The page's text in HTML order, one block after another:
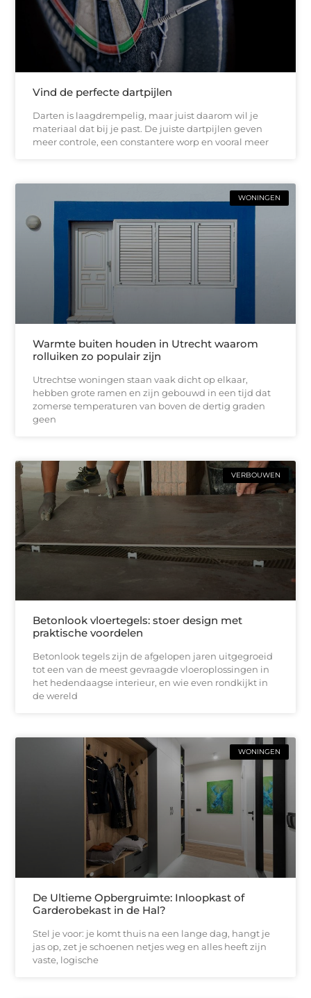
Vind de perfecte dartpijlen
Darten is laagdrempelig, maar juist daarom wil je
materiaal dat bij je past. De juiste dartpijlen geven
meer controle, een constantere worp en vooral meer
WONINGEN
Warmte buiten houden in Utrecht waarom
rolluiken zo populair zijn
Utrechtse woningen staan vaak dicht op elkaar,
hebben grote ramen en zijn gebouwd in een tijd dat
zomerse temperaturen van boven de dertig graden
geen
VERBOUWEN
Betonlook vloertegels: stoer design met
praktische voordelen
Betonlook tegels zijn de afgelopen jaren uitgegroeid
tot een van de meest gevraagde vloeroplossingen in
het hedendaagse interieur, en wie even rondkijkt in
de wereld
WONINGEN
De Ultieme Opbergruimte: Inloopkast of
Garderobekast in de Hal?
Stel je voor: je komt thuis na een lange dag, hangt je
jas op, zet je schoenen netjes weg en alles heeft zijn
vaste, logische